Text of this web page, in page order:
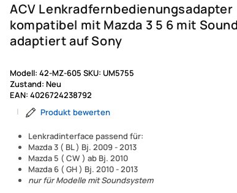
ACV Lenkradfernbedienungsadapter
kompatibel mit Mazda 3 5 6 mit
adaptiert auf Sony
Lenkradinterface passend für:
Mazda 3 ( BL ) Bj. 2009 - 2013
Mazda 5 ( CW ) ab Bj. 2010
Mazda 6 ( GH ) Bj. 2010 - 2013
nur für Modelle mit Soundsystem
Modell: 42-MZ-605 SKU: UM5755
Zustand: Neu
EAN: 4026724238792
|
Produkt bewerten